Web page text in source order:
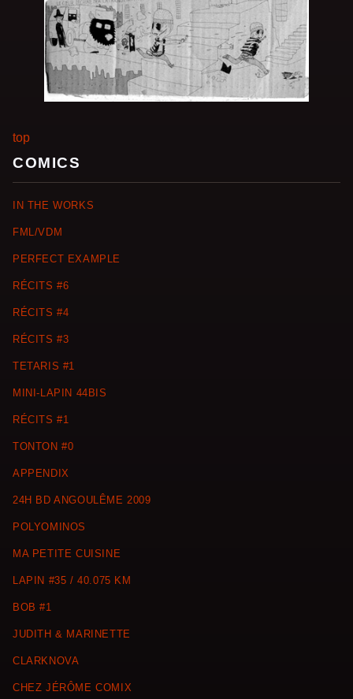
top
COMICS
IN THE WORKS
FML/VDM
PERFECT EXAMPLE
RÉCITS #6
RÉCITS #4
RÉCITS #3
TETARIS #1
MINI-LAPIN 44BIS
RÉCITS #1
TONTON #0
APPENDIX
24H BD ANGOULÊME 2009
POLYOMINOS
MA PETITE CUISINE
LAPIN #35 / 40.075 KM
BOB #1
JUDITH & MARINETTE
CLARKNOVA
CHEZ JÉRÔME COMIX